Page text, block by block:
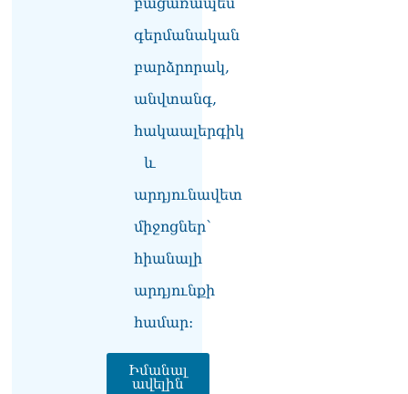
գերմանական
բարձրորակ,
անվտանգ,
հակաալերգիկ
և
արդյունավետ
միջոցներ՝
հիանալի
արդյունքի
համար։
Իմանալ
ավելին